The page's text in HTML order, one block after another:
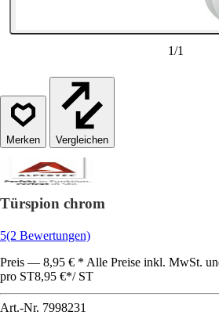
1/1
Vergleichen
Türspion chrom
5(2 Bewertungen)
Preis — 8,95 € * Alle Preise inkl. MwSt.
pro ST8,95 €*/ ST
Art.-Nr. 7998231